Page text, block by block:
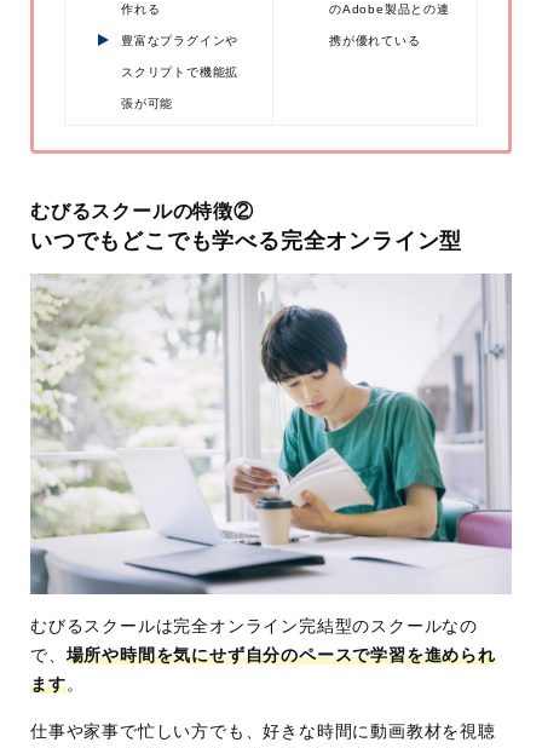
作れる
豊富なプラグインや
スクリプトで機能拡
張が可能
のAdobe製品との連
携が優れている
むびるスクールの特徴②
いつでもどこでも学べる完全オンライン型
むびるスクールは完全オンライン完結型のスクールなの
で、 場所や時間を気にせず自分のペースで学習を進められ
ます。
仕事や家事で忙しい方でも、好きな時間に動画教材を視聴